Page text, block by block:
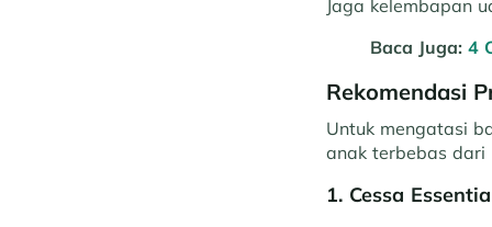
Jaga kelembapan
Baca Juga: 4
Rekomendasi
Untuk mengatasi
anak terbebas
1. Cessa